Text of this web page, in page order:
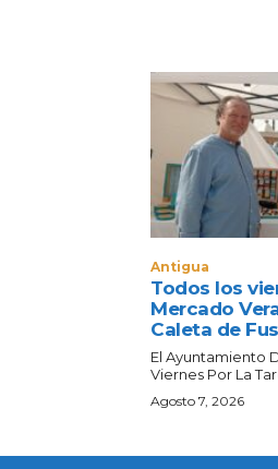
Antigua
Todos los
Mercado
Caleta de
El Ayuntamiento
Viernes Por La
Agosto 7, 2026